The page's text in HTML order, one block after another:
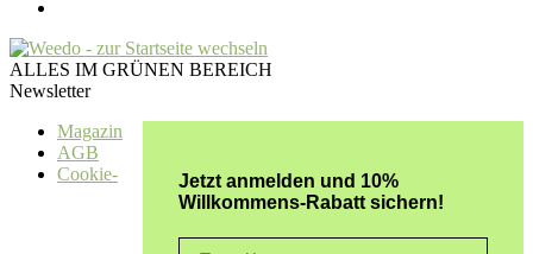
ALLES IM GRÜNEN BEREICH
Newsletter
Jetzt anmelden und 10%
Willkommens-Rabatt sichern!
Magazin
AGB
Cookie-